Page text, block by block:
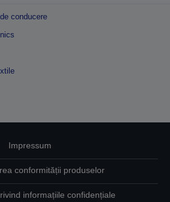
conducere
Impressum
conformității produselor
informațiile confidențiale